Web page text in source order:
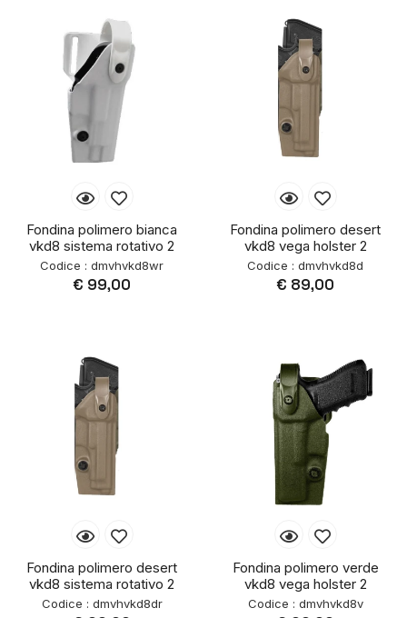
Fondina polimero bianca
vkd8 sistema rotativo 2
Codice : dmvhvkd8wr
€ 99,00
Fondina polimero desert
vkd8 vega holster 2
Codice : dmvhvkd8d
€ 89,00
Fondina polimero desert
vkd8 sistema rotativo 2
Codice : dmvhvkd8dr
Fondina polimero verde
vkd8 vega holster 2
Codice : dmvhvkd8v